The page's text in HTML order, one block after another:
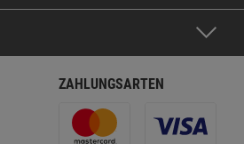
ZAHLUNGSARTEN